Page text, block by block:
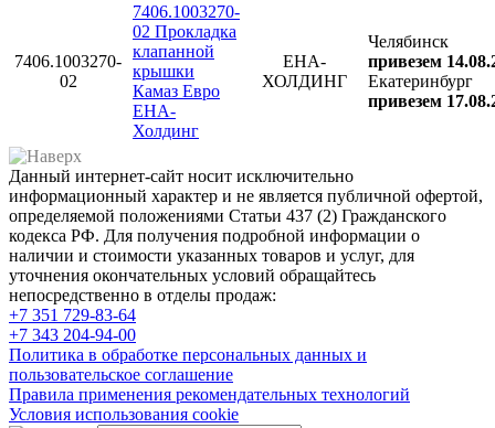
7406.1003270-
02
7406.1003270-
02 Прокладка
клапанной
крышки
Камаз Евро
ЕНА-
Холдинг
ЕНА-
ХОЛДИНГ
Челябинск
привезем
Екатеринбург
привезем
Данный интернет-сайт носит исключительно
информационный характер и не является публичной офертой,
определяемой положениями Статьи 437 (2) Гражданского
кодекса РФ. Для получения подробной информации о
наличии и стоимости указанных товаров и услуг, для
уточнения окончательных условий обращайтесь
непосредственно в отделы продаж:
+7 351 729-83-64
+7 343 204-94-00
Политика в обработке персональных данных и
пользовательское соглашение
Правила применения рекомендательных технологий
Условия использования cookie